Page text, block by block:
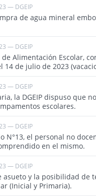
— DGEIP
de agua mineral
— DGEIP
Alimentación Escolar,
de julio de 2023
— DGEIP
la DGEIP dispuso que
escolares.
— DGEIP
N°13, el personal no
en el mismo.
— DGEIP
asueto y la posibilidad de
(Inicial y Primaria).